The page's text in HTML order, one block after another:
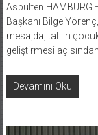
Asbülten HAMBURG
Başkanı Bilge
mesajda, tatilin
geliştirmesi açısından
Devamını Oku